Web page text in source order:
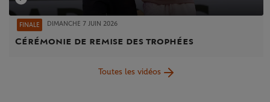
FINALE DIMANCHE 7 JUIN 2026
Cérémonie de remise des trophées
Toutes les vidéos